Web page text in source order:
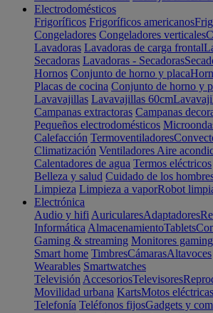
Electrodomésticos
Frigoríficos Frigoríficos americanos
Congeladores Congeladores verticales
Lavadoras Lavadoras de carga frontal
Secadoras Lavadoras - Secadoras
Hornos Conjunto de horno y placa
Placas de cocina Conjunto de horno y
Lavavajillas Lavavajillas 60cm
Campanas extractoras Campanas
Pequeños electrodomésticos
Calefacción Termoventiladores
Climatización Ventiladores Aire
Calentadores de agua Termos eléctricos
Belleza y salud Cuidado de los
Limpieza Limpieza a vaporRobot
Electrónica
Audio y hifi AuricularesAdaptadores
Informática AlmacenamientoTablets
Gaming & streaming Monitores gaming
Smart home TimbresCámarasAltavoces
Wearables Smartwatches
Televisión AccesoriosTelevisores
Movilidad urbana KartsMotos eléctricas
Telefonía Teléfonos fijosGadgets y